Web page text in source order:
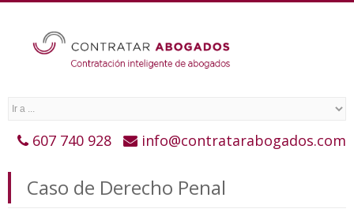
607 740 928 info@contratarabogados.com
Caso de Derecho Penal